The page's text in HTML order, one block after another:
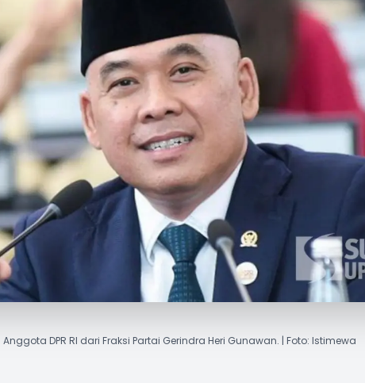
Anggota DPR RI dari Fraksi Partai Gerindra Heri Gunawan. | Foto: Istimewa